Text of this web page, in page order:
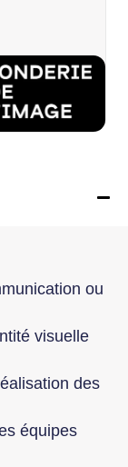
ou
visuelle
des
équipes